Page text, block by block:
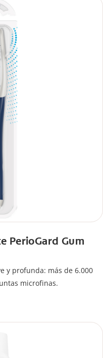
PerioGard Gum
y profunda: más de 6.000
microfinas.